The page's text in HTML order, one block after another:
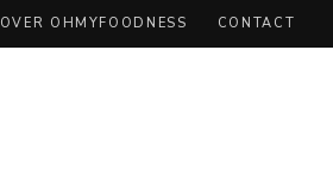
OVER OHMYFOODNESS CONTACT